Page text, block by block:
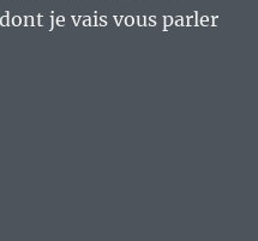
je vais vous parler